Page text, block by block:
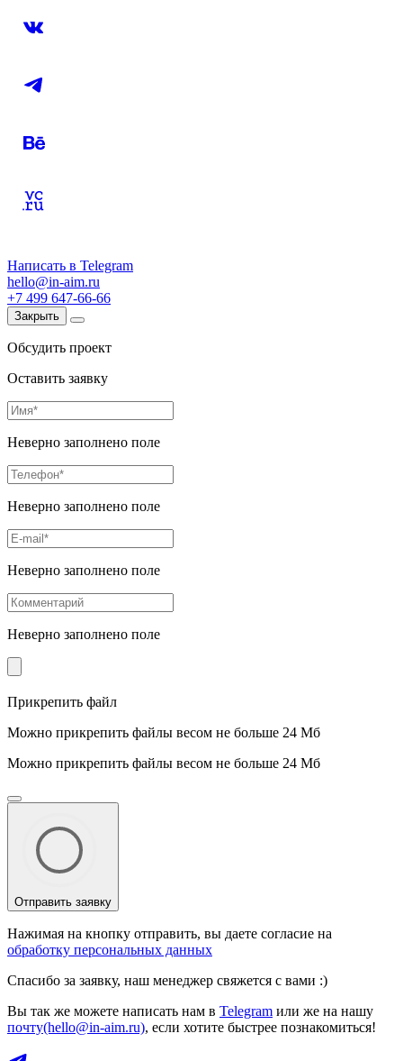
Написать в Telegram
hello@in-aim.ru
+7 499 647-66-66
Закрыть
Обсудить проект
Оставить заявку
Неверно заполнено поле
Неверно заполнено поле
Неверно заполнено поле
Неверно заполнено поле
Прикрепить файл
Можно прикрепить файлы весом не больше 24 Мб
Можно прикрепить файлы весом не больше 24 Мб
Отправить заявку
Нажимая на кнопку отправить, вы даете согласие на
обработку персональных данных
Спасибо за заявку, наш менеджер свяжется с вами :)
Вы так же можете написать нам в Telegram или же на нашу
почту(hello@in-aim.ru), если хотите быстрее познакомиться!